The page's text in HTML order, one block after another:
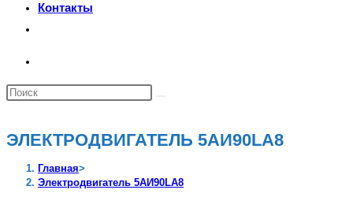
Контакты
веб-
Поиск
ЭЛЕКТРОДВИГАТЕЛЬ 5АИ90LA8
Главная>
Электродвигатель 5АИ90LA8